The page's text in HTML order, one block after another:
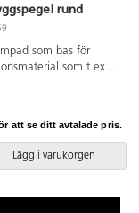
rund
som bas för
som t.ex.
Strukturerna kan då
inifrån. Av
1,6 cm tjock, spegeln
Mått: ø 50 cm, 3,5 cm
att se ditt avtalade pris.
Lägg i varukorgen